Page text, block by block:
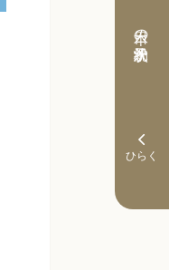
本日の予約状況